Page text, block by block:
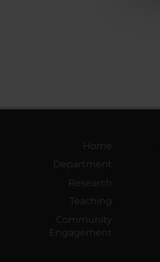
Home
Department
Research
Teaching
Community
Engagement